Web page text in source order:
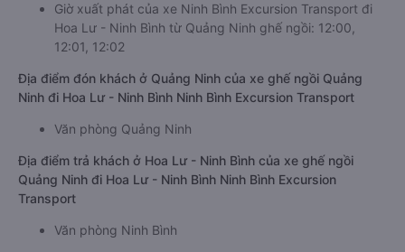
Giờ xuất phát của xe Ninh Bình Excursion Transport đi
Hoa Lư - Ninh Bình từ Quảng Ninh ghế ngồi: 12:00,
12:01, 12:02
Địa điểm đón khách ở Quảng Ninh của xe ghế ngồi Quảng
Ninh đi Hoa Lư - Ninh Bình Ninh Bình Excursion Transport
Văn phòng Quảng Ninh
Địa điểm trả khách ở Hoa Lư - Ninh Bình của xe ghế ngồi
Quảng Ninh đi Hoa Lư - Ninh Bình Ninh Bình Excursion
Transport
Văn phòng Ninh Bình